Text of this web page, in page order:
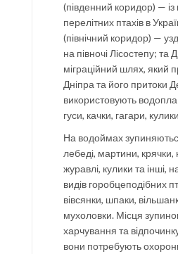
(південний коридор) —
перелітних птахів в
(північний коридор) —
на півночі Лісостепу;
міграційний шлях, який
Дніпра та його притоки
використовують
гуси, качки, гагари,
На водоймах
лебеді, мартини, крячки,
журавлі, кулики та інші,
видів горобцеподібних
вівсянки, шпаки,
мухоловки. Місця
харчування та
вони потребують